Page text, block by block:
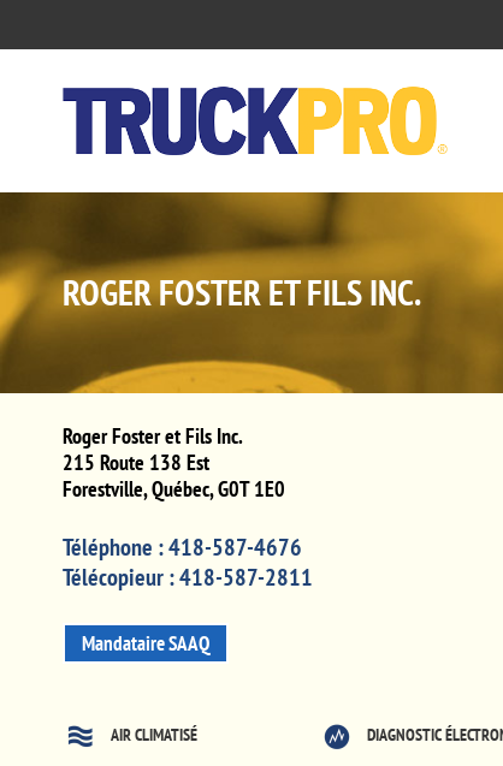
ROGER FOSTER ET FILS INC.
Roger Foster et Fils Inc.
215 Route 138 Est
Forestville,Québec,G0T 1E0
Téléphone :418-587-4676
Télécopieur :418-587-2811
Mandataire SAAQ
AIR CLIMATISÉ DIAGNOSTIC